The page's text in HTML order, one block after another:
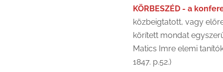
KÖRBESZÉD - a
közbeigtatott, vagy
körített mondat
Matics Imre elemi
1847. p.52.)